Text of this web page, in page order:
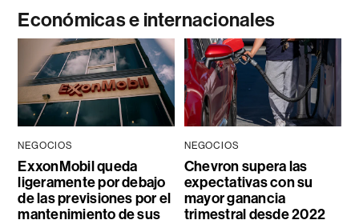
Económicas e internacionales
NEGOCIOS
ExxonMobil queda
ligeramente por debajo
de las previsiones por el
mantenimiento de sus
NEGOCIOS
Chevron supera las
expectativas con su
mayor ganancia
trimestral desde 2022